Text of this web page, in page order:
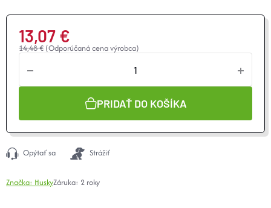
14,48 € (Odporúčaná cena výrobca)
13,07 €
Jednotková
PRIDAŤ DO KOŠÍKA
Opýtať sa Strážiť
Značka: HuskyZáruka: 2 roky